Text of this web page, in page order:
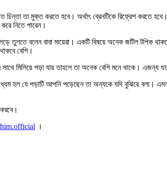
চিন্তা তা মুক্ত করতে হবে। অর্থাৎ ব্রেনটিকে রিফ্রেশ
নিতে পারেন।
তুলতে বলেন বাবা মায়েরা। একটি বিষয়ে অনেক জটিল টপিক
বেশি।
মিলিয়ে পড়া যায় তাহলে তা অনেক বেশি মনে থাকে।
হল যে পড়াটি আপনি পড়েছেন তা অন্যকে যদি বুঝিয়ে বলা।
।